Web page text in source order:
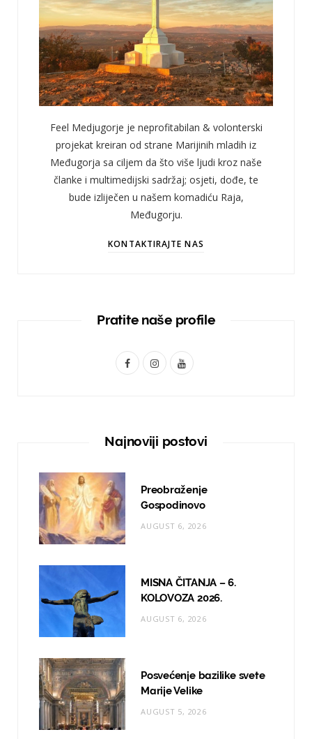
Feel Medjugorje je neprofitabilan & volonterski
projekat kreiran od strane Marijinih mladih iz
Međugorja sa ciljem da što više ljudi kroz naše
članke i multimedijski sadržaj; osjeti, dođe, te
bude izliječen u našem komadiću Raja,
Međugorju.
KONTAKTIRAJTE NAS
Pratite naše profile
F
I
t
r
a
Y
T
e
Najnoviji postovi
Preobraženje
Gospodinovo
AUGUST 6, 2026
MISNA ČITANJA – 6.
KOLOVOZA 2026.
AUGUST 6, 2026
Posvećenje bazilike svete
Marije Velike
AUGUST 5, 2026